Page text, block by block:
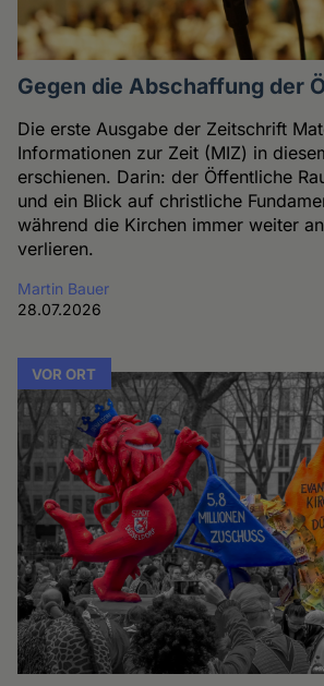
Gegen die Abschaffung der
Die erste Ausgabe der Zeitschrift
Informationen zur Zeit (MIZ) in
erschienen. Darin: der Öffentliche
und ein Blick auf christliche
während die Kirchen immer weiter
verlieren.
Martin Bauer
28.07.2026
VOR ORT